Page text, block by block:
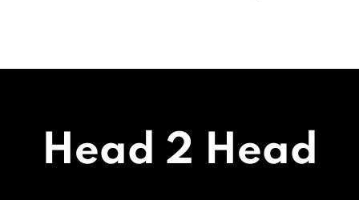
Head 2 Head